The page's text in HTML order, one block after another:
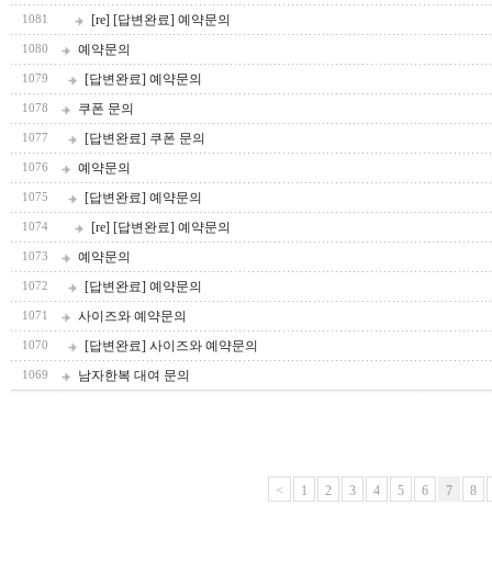
1081 [re] [답변완료] 예약문의
1080 예약문의
1079 [답변완료] 예약문의
1078 쿠폰 문의
1077 [답변완료] 쿠폰 문의
1076 예약문의
1075 [답변완료] 예약문의
1074 [re] [답변완료] 예약문의
1073 예약문의
1072 [답변완료] 예약문의
1071 사이즈와 예약문의
1070 [답변완료] 사이즈와 예약문의
1069 남자한복 대여 문의
< 1 2 3 4 5 6 7 8